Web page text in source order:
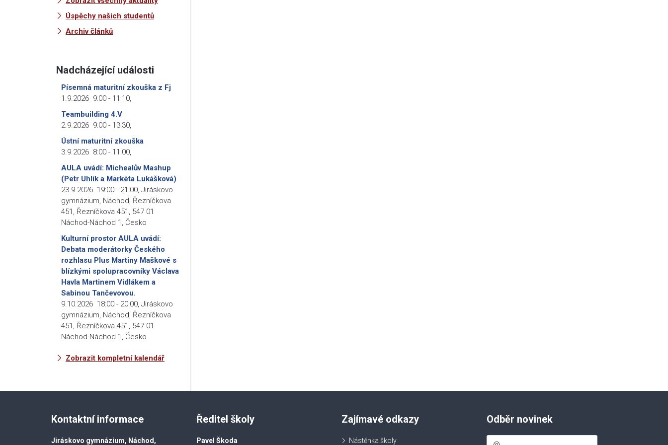
Úspěchy našich studentů
Archiv článků
Nadcházející události
Písemná maturitní zkouška z Fj
1.9.2026 9:00 - 11:10
Teambuilding 4.V
2.9.2026 9:00 - 13:30
Ústní maturitní zkouška
3.9.2026 8:00 - 11:00
AULA uvádí: Michealův Mashup
(Petr Uhlík a Markéta Lukášková)
23.9.2026 19:00 - 21:00 Jiráskovo
gymnázium, Náchod, Řezníčkova
451, Řezníčkova 451, 547 01
Náchod-Náchod 1, Česko
Kulturní prostor AULA uvádí:
Debata moderátorky Českého
rozhlasu Plus Martiny Maškové s
blízkými spolupracovníky Václava
Havla Martinem Vidlákem a
Sabinou Tančevovou.
9.10.2026 18:00 - 20:00 Jiráskovo
gymnázium, Náchod, Řezníčkova
451, Řezníčkova 451, 547 01
Náchod-Náchod 1, Česko
Zobrazit kompletní kalendář
Kontaktní informace
Jiráskovo gymnázium, Náchod,
Ředitel školy
Pavel Škoda
Zajímavé odkazy
Nástěnka školy
Odběr novinek